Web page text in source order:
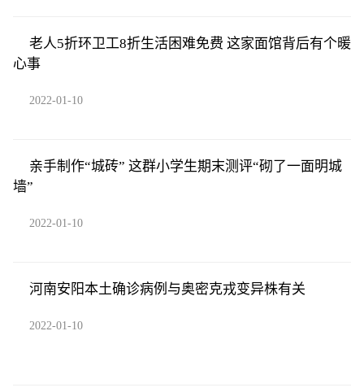
老人5折环卫工8折生活困难免费 这家面馆背后有个暖
心事
2022-01-10
亲手制作“城砖” 这群小学生期末测评“砌了一面明城
墙”
2022-01-10
河南安阳本土确诊病例与奥密克戎变异株有关
2022-01-10